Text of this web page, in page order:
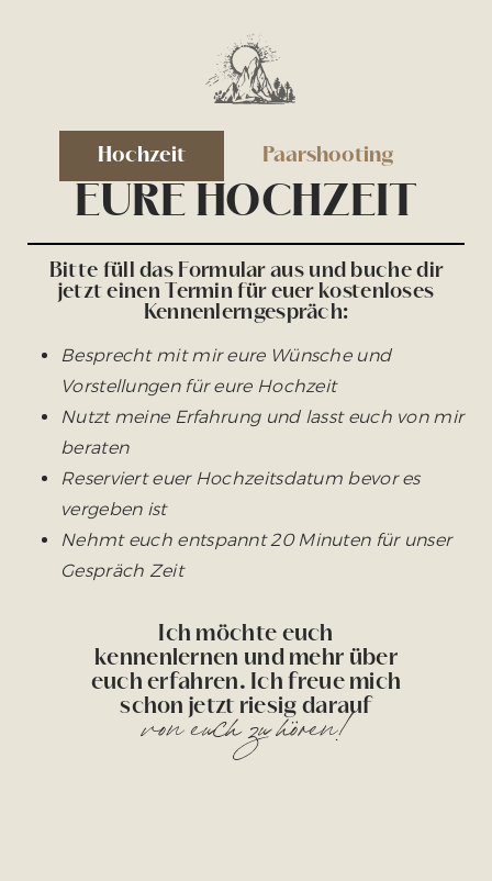
Hochzeit Paarshooting
EURE HOCHZEIT
Bitte füll das Formular aus und buche dir
jetzt einen Termin für euer kostenloses
Kennenlerngespräch:
Besprecht mit mir eure Wünsche und
Vorstellungen für eure Hochzeit
Nutzt meine Erfahrung und lasst euch von mir
beraten
Reserviert euer Hochzeitsdatum bevor es
vergeben ist
Nehmt euch entspannt 20 Minuten für unser
Gespräch Zeit
Ich möchte euch
kennenlernen und mehr über
euch erfahren. Ich freue mich
schon jetzt riesig darauf
von euch zu hören!